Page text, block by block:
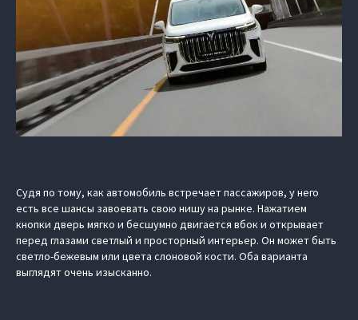
Судя по тому, как автомобиль встречает пассажиров, у него
есть все шансы завоевать свою нишу на рынке. Нажатием
кнопки дверь мягко и бесшумно двигается вбок и открывает
перед глазами светлый и просторный интерьер. Он может быть
светло-бежевым или цвета слоновой кости. Оба варианта
выглядят очень изысканно.